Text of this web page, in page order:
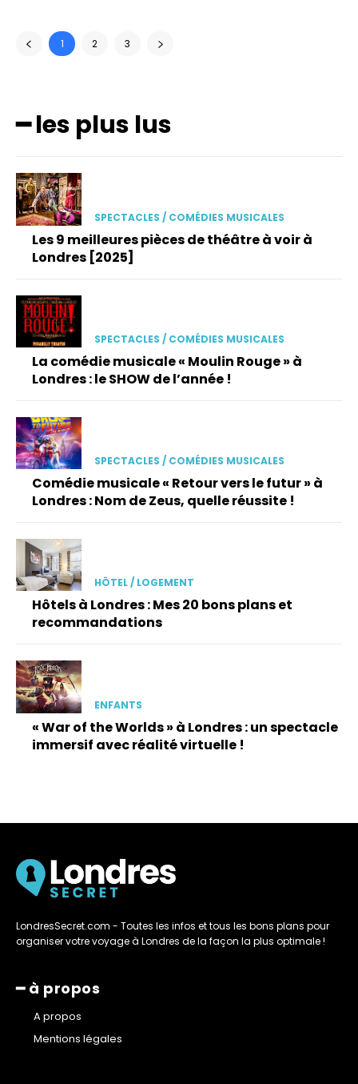
1 2 3
━ les plus lus
SPECTACLES / COMÉDIES MUSICALES
Les 9 meilleures pièces de théâtre à voir à
Londres [2025]
SPECTACLES / COMÉDIES MUSICALES
La comédie musicale « Moulin Rouge » à
Londres : le SHOW de l’année !
SPECTACLES / COMÉDIES MUSICALES
Comédie musicale « Retour vers le futur » à
Londres : Nom de Zeus, quelle réussite !
HÔTEL / LOGEMENT
Hôtels à Londres : Mes 20 bons plans et
recommandations
ENFANTS
« War of the Worlds » à Londres : un spectacle
immersif avec réalité virtuelle !
LondresSecret.com - Toutes les infos et tous les bons plans pour
organiser votre voyage à Londres de la façon la plus optimale !
━ à propos
A propos
Mentions légales